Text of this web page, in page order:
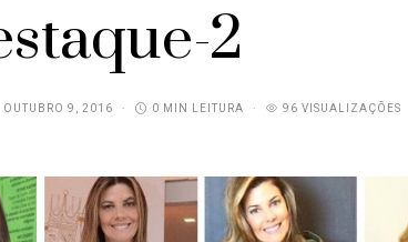
2
OUTUBRO 9, 2016 0 MIN LEITURA 96 VISUALIZAÇÕES